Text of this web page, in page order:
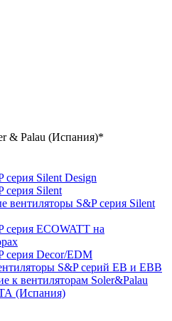
& Palau (Испания)*
Silent Design
серия Silent
вентиляторы S&P серия Silent
серия ECOWATT на
серия Decor/EDM
S&P серий EB и EBB
к вентиляторам Soler&Palau
(Испания)